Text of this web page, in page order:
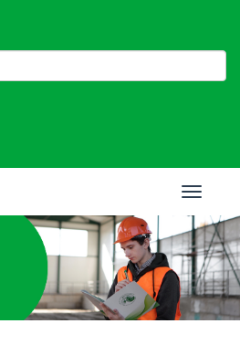
Toggle